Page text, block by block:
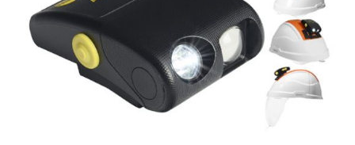
KAIKKI OSASTOT
KAAPELINKÄSITTELYLAITTEET
JÄNNITETYÖLINJAVARUSTEET